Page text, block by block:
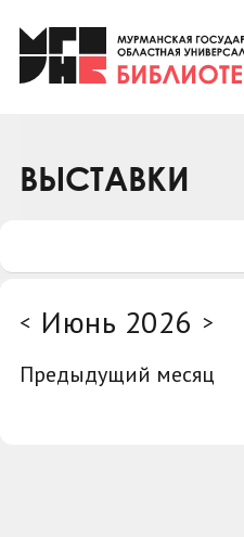
Клуб «Гиря и
Клуб «Семейный
Коллегам
ВЫСТАВКИ
< Июнь 2026 >
Предыдущий месяц